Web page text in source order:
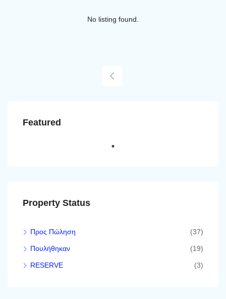
No listing found.
Featured
Property Status
Προς Πώληση (37)
Πουλήθηκαν (19)
RESERVE (3)